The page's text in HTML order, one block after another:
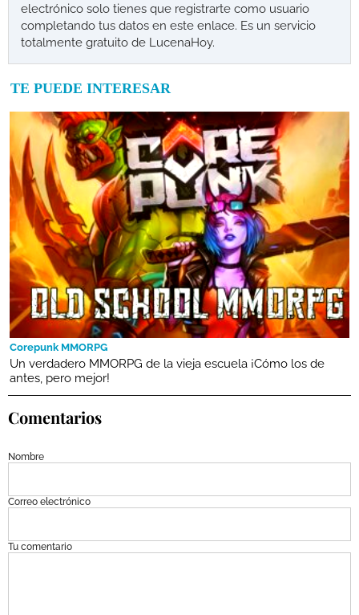
electrónico solo tienes que registrarte como usuario
completando tus datos en este enlace. Es un servicio
totalmente gratuito de LucenaHoy.
TE PUEDE INTERESAR
Corepunk MMORPG
Un verdadero MMORPG de la vieja escuela ¡Cómo los de
antes, pero mejor!
Comentarios
Nombre
Correo electrónico
Tu comentario